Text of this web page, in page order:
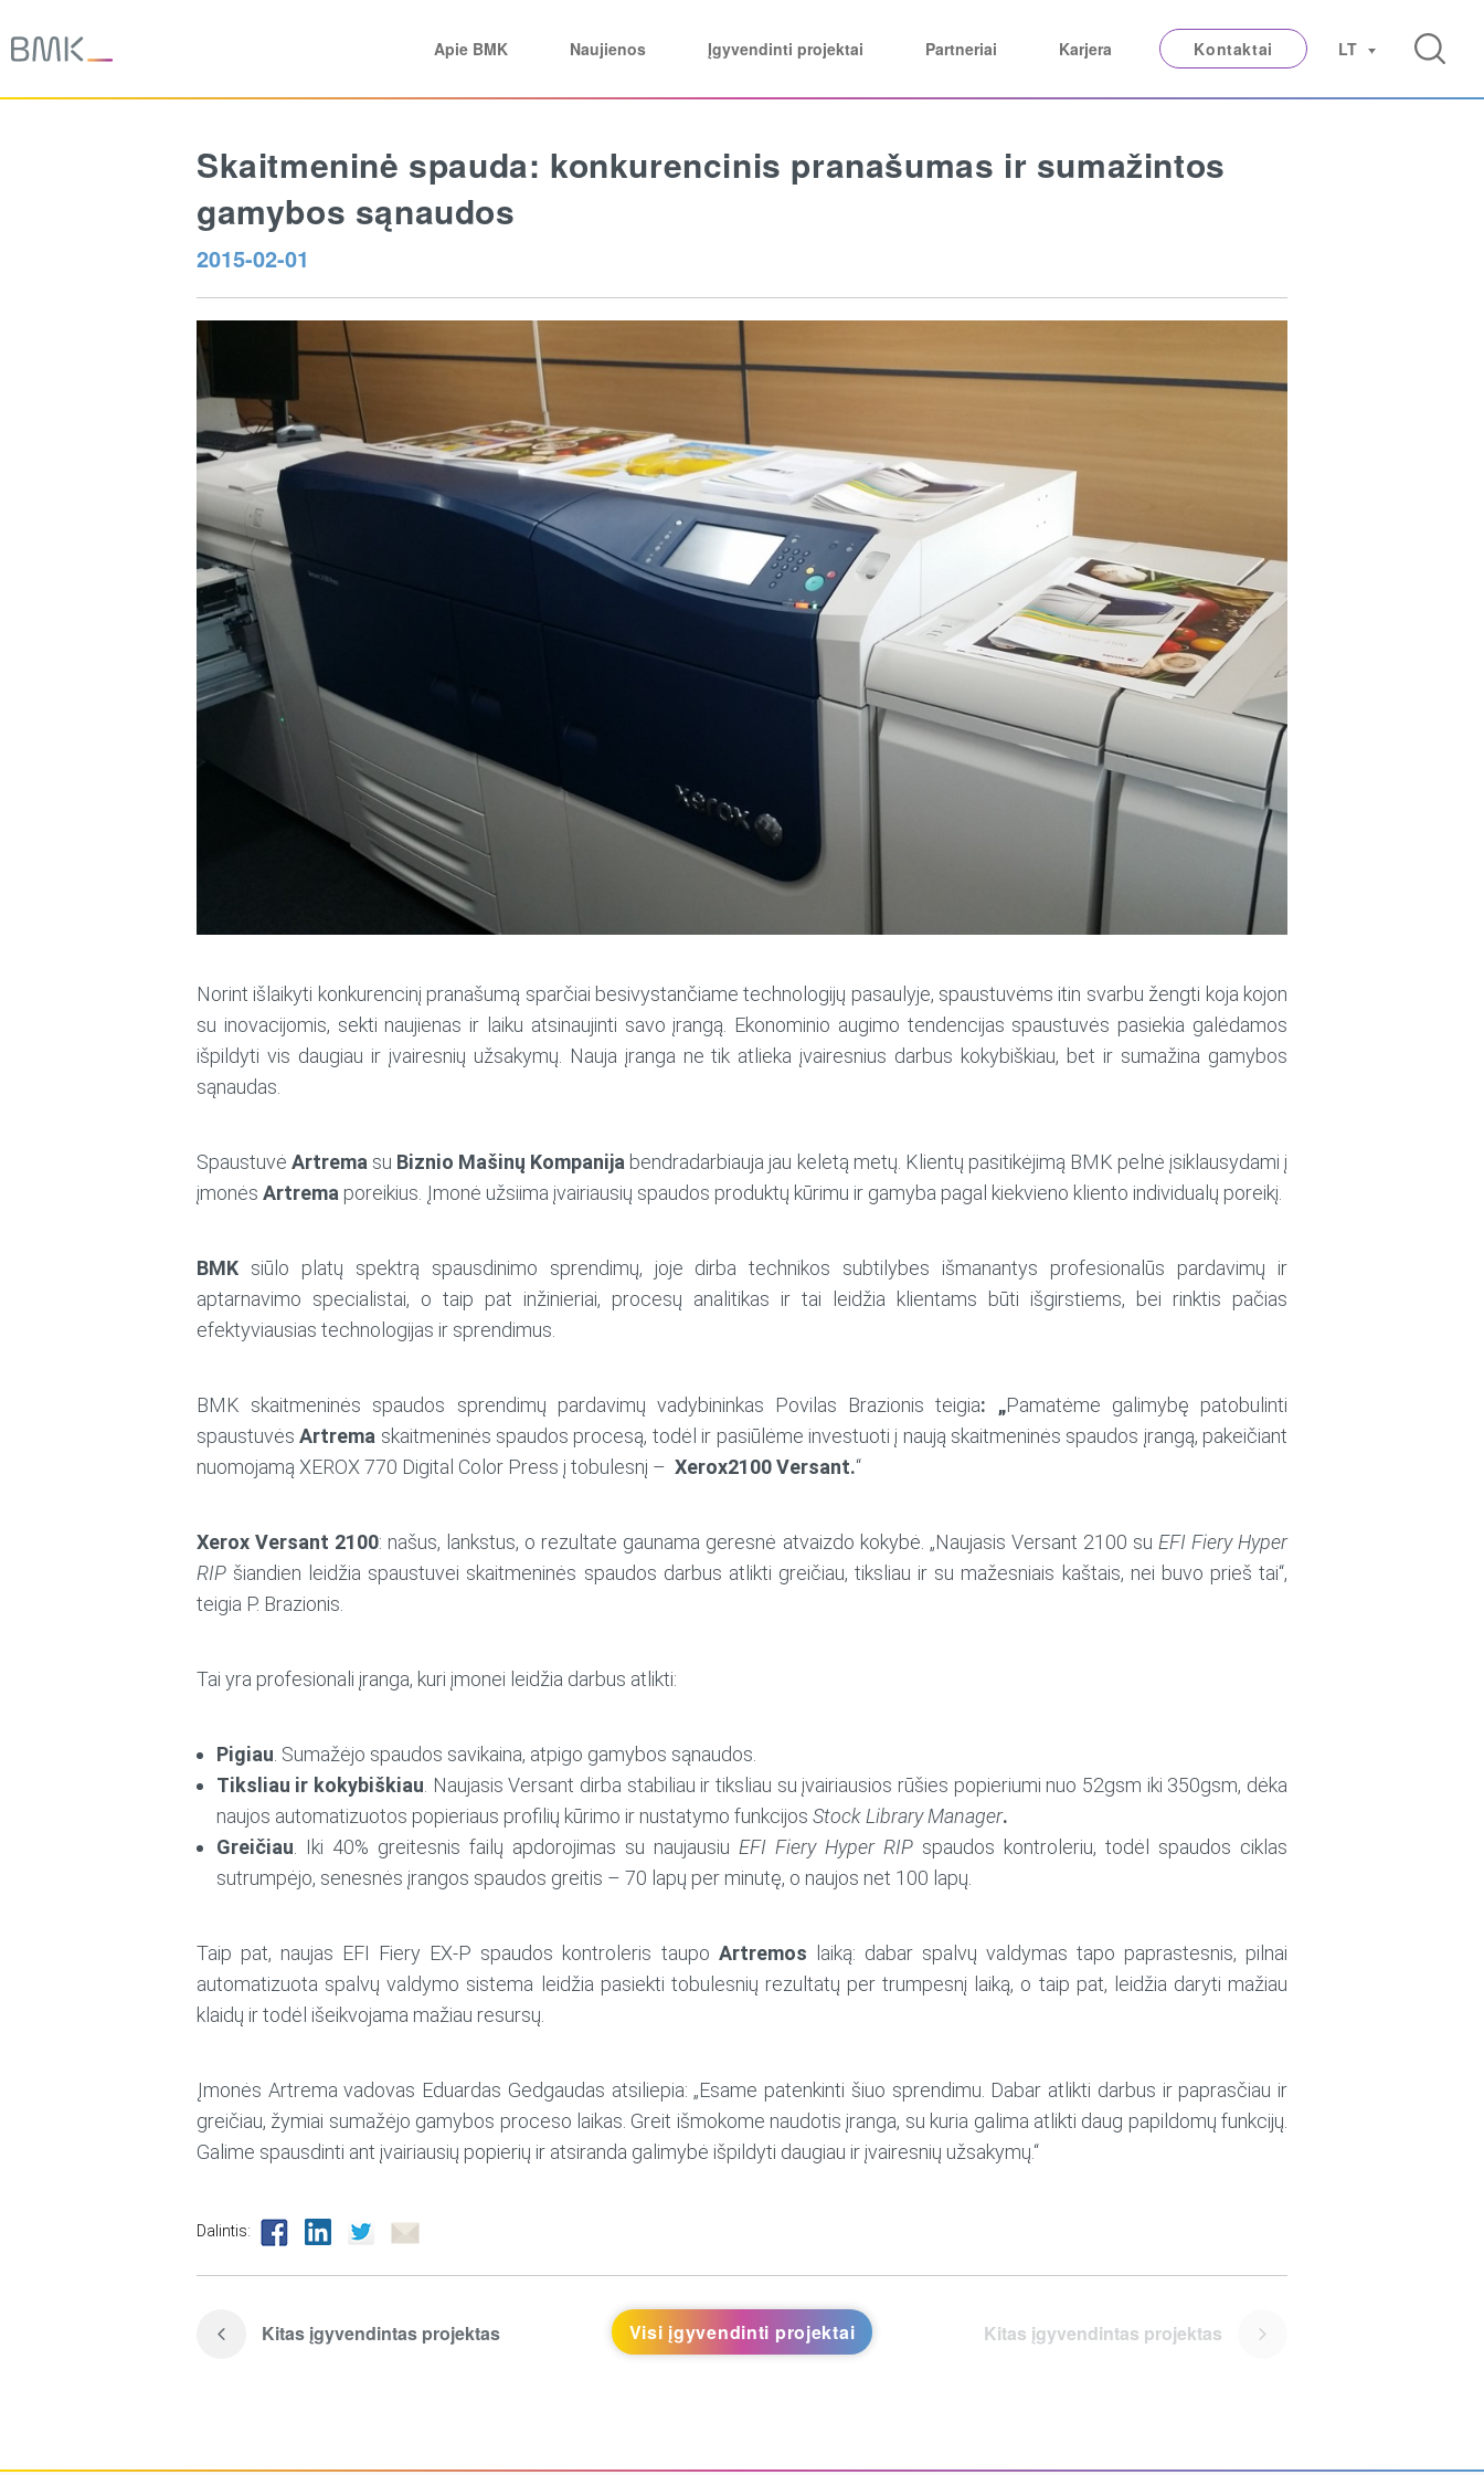
Apie BMK Naujienos Įgyvendinti projektai Partneriai Karjera Kontaktai LT
Skaitmeninė spauda: konkurencinis pranašumas ir sumažintos
gamybos sąnaudos
2015-02-01
Norint išlaikyti konkurencinį pranašumą sparčiai besivystančiame technologijų pasaulyje, spaustuvėms itin svarbu žengti koja kojon
su inovacijomis, sekti naujienas ir laiku atsinaujinti savo įrangą. Ekonominio augimo tendencijas spaustuvės pasiekia galėdamos
išpildyti vis daugiau ir įvairesnių užsakymų. Nauja įranga ne tik atlieka įvairesnius darbus kokybiškiau, bet ir sumažina gamybos
sąnaudas.
Spaustuvė Artrema su Biznio Mašinų Kompanija bendradarbiauja jau keletą metų. Klientų pasitikėjimą BMK pelnė įsiklausydami į
įmonės Artrema poreikius. Įmonė užsiima įvairiausių spaudos produktų kūrimu ir gamyba pagal kiekvieno kliento individualų poreikį.
BMK siūlo platų spektrą spausdinimo sprendimų, joje dirba technikos subtilybes išmanantys profesionalūs pardavimų ir
aptarnavimo specialistai, o taip pat inžinieriai, procesų analitikas ir tai leidžia klientams būti išgirstiems, bei rinktis pačias
efektyviausias technologijas ir sprendimus.
BMK skaitmeninės spaudos sprendimų pardavimų vadybininkas Povilas Brazionis teigia: „Pamatėme galimybę patobulinti
spaustuvės Artrema skaitmeninės spaudos procesą, todėl ir pasiūlėme investuoti į naują skaitmeninės spaudos įrangą, pakeičiant
nuomojamą XEROX 770 Digital Color Press į tobulesnį – Xerox2100 Versant.“
Xerox Versant 2100: našus, lankstus, o rezultate gaunama geresnė atvaizdo kokybė. „Naujasis Versant 2100 su EFI Fiery Hyper
RIP šiandien leidžia spaustuvei skaitmeninės spaudos darbus atlikti greičiau, tiksliau ir su mažesniais kaštais, nei buvo prieš tai“,
teigia P. Brazionis.
Tai yra profesionali įranga, kuri įmonei leidžia darbus atlikti:
Pigiau . Sumažėjo spaudos savikaina, atpigo gamybos sąnaudos.
Tiksliau ir kokybiškiau . Naujasis Versant dirba stabiliau ir tiksliau su įvairiausios rūšies popieriumi nuo 52gsm iki 350gsm, dėka
naujos automatizuotos popieriaus profilių kūrimo ir nustatymo funkcijos Stock Library Manager.
Greičiau . Iki 40% greitesnis failų apdorojimas su naujausiu EFI Fiery Hyper RIPspaudos kontroleriu, todėl spaudos ciklas
sutrumpėjo, senesnės įrangos spaudos greitis – 70 lapų per minutę, o naujos net 100 lapų.
Taip pat, naujas EFI Fiery EX-P spaudos kontroleris taupo Artremos laiką: dabar spalvų valdymas tapo paprastesnis, pilnai
automatizuota spalvų valdymo sistema leidžia pasiekti tobulesnių rezultatų per trumpesnį laiką, o taip pat, leidžia daryti mažiau
klaidų ir todėl išeikvojama mažiau resursų.
Įmonės Artrema vadovas Eduardas Gedgaudas atsiliepia: „Esame patenkinti šiuo sprendimu. Dabar atlikti darbus ir paprasčiau ir
greičiau, žymiai sumažėjo gamybos proceso laikas. Greit išmokome naudotis įranga, su kuria galima atlikti daug papildomų funkcijų.
Galime spausdinti ant įvairiausių popierių ir atsiranda galimybė išpildyti daugiau ir įvairesnių užsakymų.“
Dalintis:
Kitas įgyvendintas projektas Visi įgyvendinti projektai Kitas įgyvendintas projektas